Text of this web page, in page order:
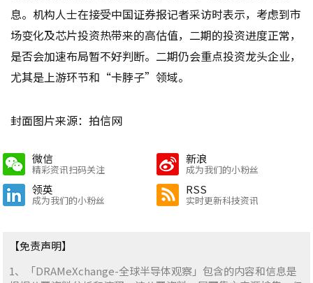
息。机构人士在接受中国证券报记者采访时表示，考虑到市
场变化及芯片投资热带来的高估值，二期的投资进度正常，
是否会加速布局暂不好判断。二期仍会重点投资龙头企业，
尤其是上游环节和“卡脖子”领域。
封面图片来源：拍信网
微信
精彩资讯扫码关注
新浪
成为我们的小粉丝
领英
成为我们的小粉丝
RSS
实时更新科技资讯
【免责声明】
1、「DRAMeXchange-全球半导体观察」包含的内容和信息是